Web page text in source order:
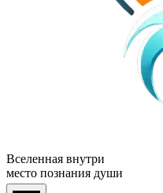
Вселенная внутри
место познания души